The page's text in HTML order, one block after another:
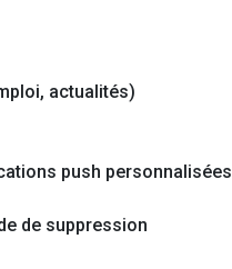
actualités)
push personnalisées
de suppression